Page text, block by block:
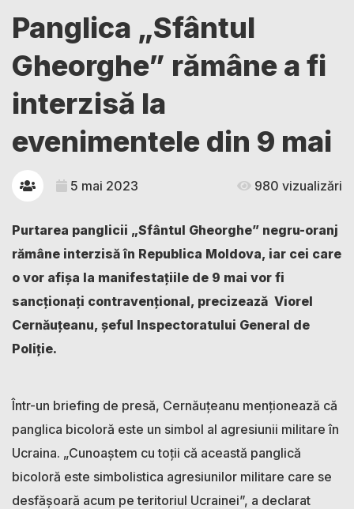
Panglica „Sfântul
Gheorghe” rămâne a fi
interzisă la
evenimentele din 9 mai
5 mai 2023 980 vizualizări
Purtarea panglicii „Sfântul Gheorghe” negru-oranj
rămâne interzisă în Republica Moldova, iar cei care
o vor afișa la manifestațiile de 9 mai vor fi
sancționați contravențional, precizează Viorel
Cernăuțeanu, șeful Inspectoratului General de
Poliție.
Într-un briefing de presă, Cernăuțeanu menționează că
panglica bicoloră este un simbol al agresiunii militare în
Ucraina. „Cunoaștem cu toții că această panglică
bicoloră este simbolistica agresiunilor militare care se
desfășoară acum pe teritoriul Ucrainei”, a declarat